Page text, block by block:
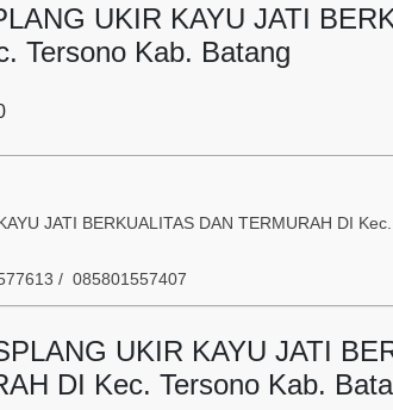
UKIR KAYU JATI
Tersono Kab. Batang
JATI BERKUALITAS DAN TERMURAH DI
/ 085801557407
UKIR KAYU JATI
DI Kec. Tersono Kab.